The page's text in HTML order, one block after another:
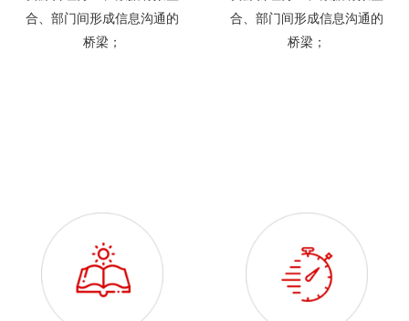
合、部门间形成信息沟通的
桥梁；
合、部门间形成信息沟通的
桥梁；